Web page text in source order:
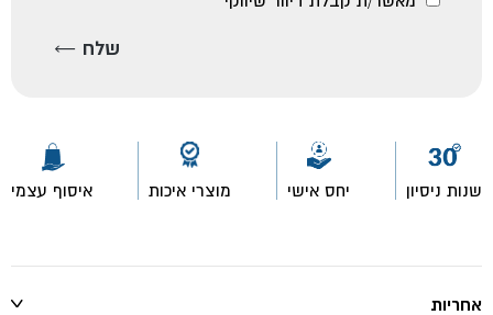
שנות ניסיון יחס אישי מוצרי איכות איסוף עצמי
אחריות